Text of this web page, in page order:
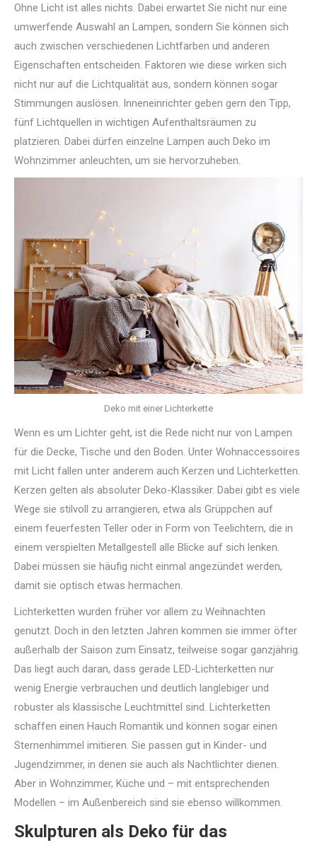
Ohne Licht ist alles nichts. Dabei erwartet Sie nicht nur eine
umwerfende Auswahl an Lampen, sondern Sie können sich
auch zwischen verschiedenen Lichtfarben und anderen
Eigenschaften entscheiden. Faktoren wie diese wirken sich
nicht nur auf die Lichtqualität aus, sondern können sogar
Stimmungen auslösen. Inneneinrichter geben gern den Tipp,
fünf Lichtquellen in wichtigen Aufenthaltsräumen zu
platzieren. Dabei dürfen einzelne Lampen auch Deko im
Wohnzimmer anleuchten, um sie hervorzuheben.
Deko mit einer Lichterkette
Wenn es um Lichter geht, ist die Rede nicht nur von Lampen
für die Decke, Tische und den Boden. Unter Wohnaccessoires
mit Licht fallen unter anderem auch Kerzen und Lichterketten.
Kerzen gelten als absoluter Deko-Klassiker. Dabei gibt es viele
Wege sie stilvoll zu arrangieren, etwa als Grüppchen auf
einem feuerfesten Teller oder in Form von Teelichtern, die in
einem verspielten Metallgestell alle Blicke auf sich lenken.
Dabei müssen sie häufig nicht einmal angezündet werden,
damit sie optisch etwas hermachen.
Lichterketten wurden früher vor allem zu Weihnachten
genutzt. Doch in den letzten Jahren kommen sie immer öfter
außerhalb der Saison zum Einsatz, teilweise sogar ganzjährig.
Das liegt auch daran, dass gerade LED-Lichterketten nur
wenig Energie verbrauchen und deutlich langlebiger und
robuster als klassische Leuchtmittel sind. Lichterketten
schaffen einen Hauch Romantik und können sogar einen
Sternenhimmel imitieren. Sie passen gut in Kinder- und
Jugendzimmer, in denen sie auch als Nachtlichter dienen.
Aber in Wohnzimmer, Küche und – mit entsprechenden
Modellen – im Außenbereich sind sie ebenso willkommen.
Skulpturen als Deko für das